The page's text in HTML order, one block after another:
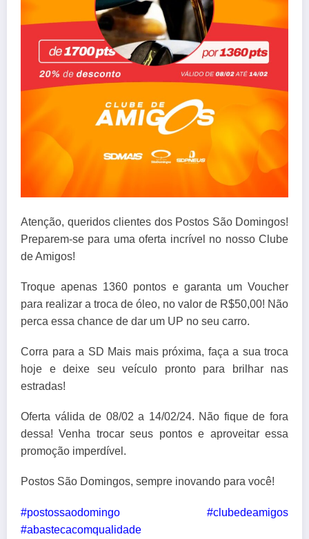
Atenção, queridos clientes dos Postos São Domingos!
Preparem-se para uma oferta incrível no nosso Clube
de Amigos!
Troque apenas 1360 pontos e garanta um Voucher
para realizar a troca de óleo, no valor de R$50,00! Não
perca essa chance de dar um UP no seu carro.
Corra para a SD Mais mais próxima, faça a sua troca
hoje e deixe seu veículo pronto para brilhar nas
estradas!
Oferta válida de 08/02 a 14/02/24. Não fique de fora
dessa! Venha trocar seus pontos e aproveitar essa
promoção imperdível.
Postos São Domingos, sempre inovando para você!
#postossaodomingo #clubedeamigos
#abastecacomqualidade